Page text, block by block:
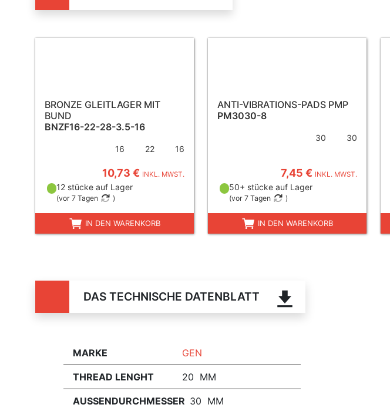
BRONZE GLEITLAGER MIT
BUND
BNZF16-22-28-3.5-16
16 22 16
10,73 € INKL. MWST.
12 stücke auf Lager
(vor 7 Tagen )
IN DEN WARENKORB
ANTI-VIBRATIONS-PADS PMP
PM3030-8
30 30
7,45 € INKL. MWST.
50+ stücke auf Lager
(vor 7 Tagen )
IN DEN WARENKORB
DAS TECHNISCHE DATENBLATT
MARKE GEN
THREAD LENGHT 20 MM
AUSSENDURCHMESSER 30 MM